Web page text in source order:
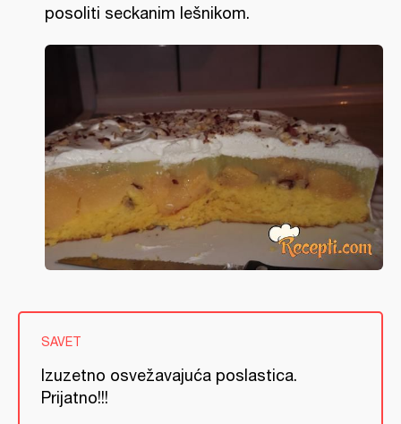
posoliti seckanim lešnikom.
SAVET
Izuzetno osvežavajuća poslastica.
Prijatno!!!